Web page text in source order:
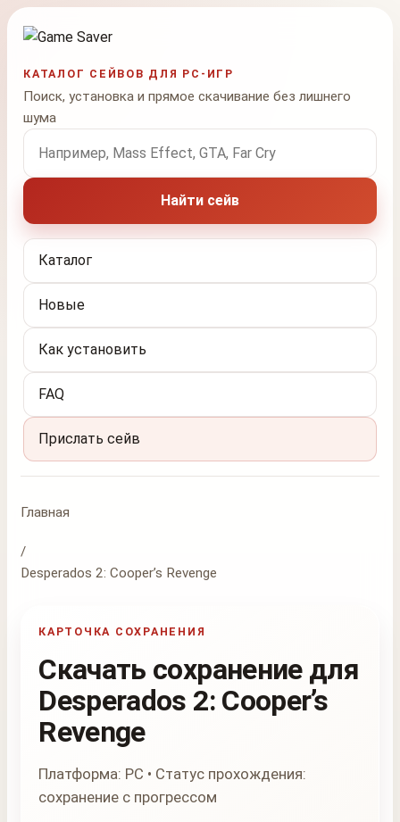
КАТАЛОГ СЕЙВОВ ДЛЯ PC-ИГР
Поиск, установка и прямое скачивание без лишнего
шума
Поиск по названию игры
Найти сейв
Каталог
Новые
Как установить
FAQ
Прислать сейв
Главная
/
Desperados 2: Cooper’s Revenge
КАРТОЧКА СОХРАНЕНИЯ
Скачать сохранение для
Desperados 2: Cooper’s
Revenge
Платформа: PC • Статус прохождения:
сохранение с прогрессом